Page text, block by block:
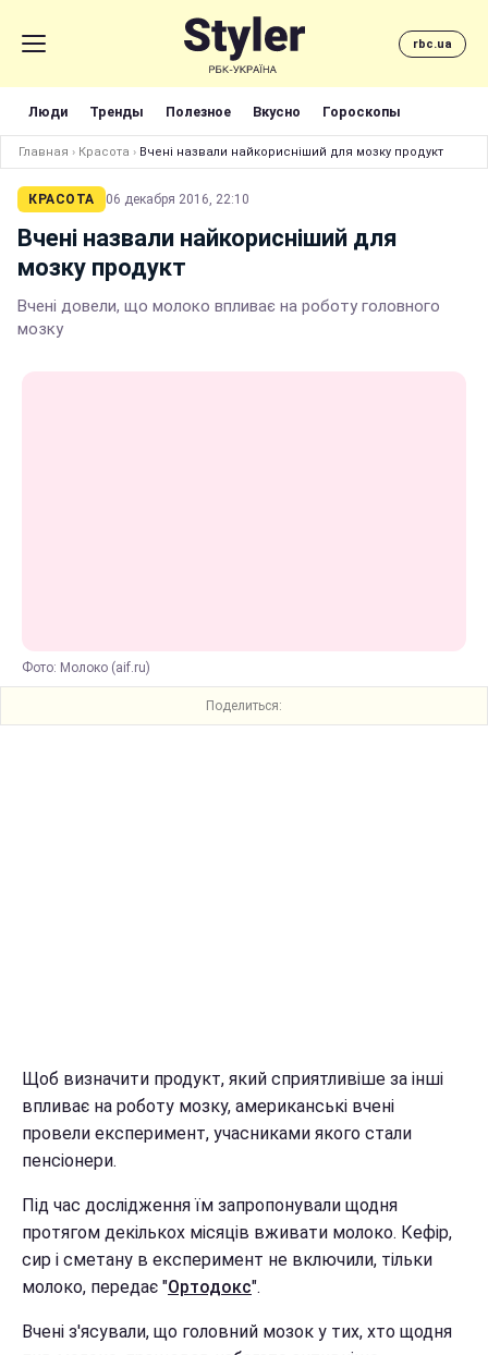
rbc.ua
Люди Тренды Полезное Вкусно Гороскопы
Главная › Красота › Вчені назвали найкорисніший для мозку продукт
КРАСОТА 06 декабря 2016, 22:10
Вчені назвали найкорисніший для
мозку продукт
Вчені довели, що молоко впливає на роботу головного
мозку
Фото: Молоко (aif.ru)
Поделиться:
Щоб визначити продукт, який сприятливіше за інші
впливає на роботу мозку, американські вчені
провели експеримент, учасниками якого стали
пенсіонери.
Під час дослідження їм запропонували щодня
протягом декількох місяців вживати молоко. Кефір,
сир і сметану в експеримент не включили, тільки
молоко, передає "Ортодокс".
Вчені з'ясували, що головний мозок у тих, хто щодня